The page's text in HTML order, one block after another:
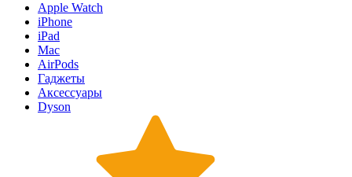
Apple Watch
iPhone
iPad
Mac
AirPods
Гаджеты
Аксессуары
Dyson